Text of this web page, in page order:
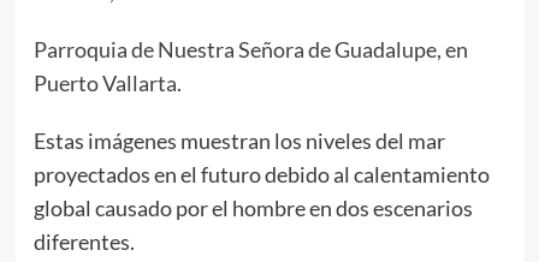
Parroquia de Nuestra Señora de Guadalupe, en
Puerto Vallarta.
Estas imágenes muestran los niveles del mar
proyectados en el futuro debido al calentamiento
global causado por el hombre en dos escenarios
diferentes.